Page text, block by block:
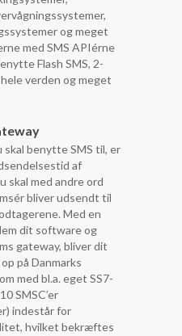
og meget
med SMS APIérne
Flash SMS, 2-
verden og meget
benytte SMS til, er
af
skal med andre ord
bliver udsendt til
Med en
dit software og
gateway, bliver dit
på Danmarks
med bl.a. eget SS7-
SMSC’er
indestår for
hvilket bekræftes